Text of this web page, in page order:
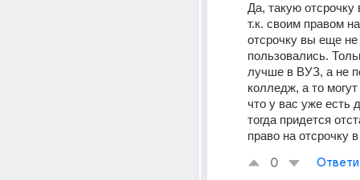
Да, такую
т.к. своим правом
отсрочку вы еще не
пользовались.
лучше в ВУЗ, а не
колледж, а то
что у вас уже
тогда придется
право на отсрочку
0